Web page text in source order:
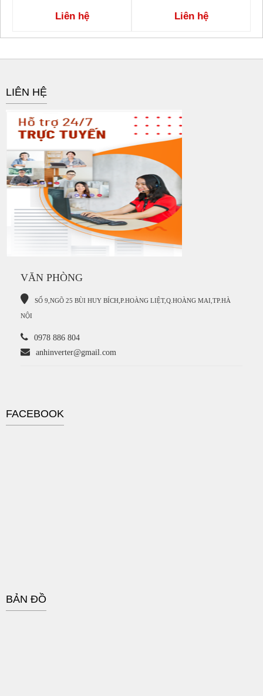
Liên hệ Liên hệ
LIÊN HỆ
VĂN PHÒNG
SỐ 9,NGÕ 25 BÙI HUY BÍCH,P.HOÀNG LIỆT,Q.HOÀNG MAI,TP.HÀ
NỘI
0978 886 804
anhinverter@gmail.com
FACEBOOK
BẢN ĐỒ